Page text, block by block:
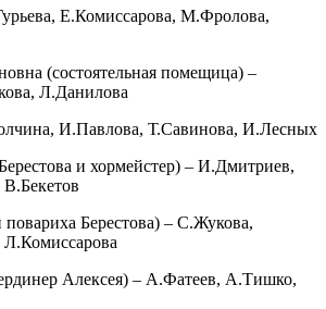
Е.Комиссарова, М.Фролова,
(состоятельная помещица) –
Л.Данилова
И.Павлова, Т.Савинова, И.Лесных
и хормейстер) – И.Дмитриев,
Берестова) – С.Жукова,
Алексея) – А.Фатеев, А.Тишко,